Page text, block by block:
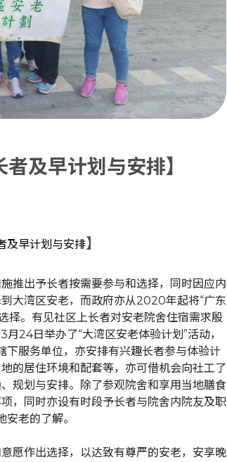
及早计划与安排】
及早计划与安排】
推出予长者按需要参与和选择，同时因应内
大湾区安老，而政府亦从2020年起将“广东
择。有见社区上长者对安老院舍住宿需求殷
24日举办了“大湾区安老体验计划”活动，
服务单位，亦安排有兴趣长者参与体验计
的居住环境和配套等，亦可借机会向社工了
规划与安排。除了参观院舍和享用当地膳食
，同时亦设有时段予长者与院舍内院友及职
老的了解。
愿作出选择，以达致有尊严的安老，安享晚